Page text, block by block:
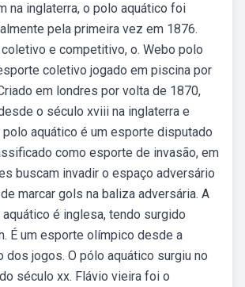
na inglaterra, o polo aquático foi
pela primeira vez em 1876.
e competitivo, o. Webo polo
coletivo jogado em piscina por
em londres por volta de 1870,
o século xviii na inglaterra e
polo aquático é um esporte disputado
como esporte de invasão, em
buscam invadir o espaço adversário
marcar gols na baliza adversária. A
é inglesa, tendo surgido
É um esporte olímpico desde a
dos jogos. O pólo aquático surgiu no
século xx. Flávio vieira foi o